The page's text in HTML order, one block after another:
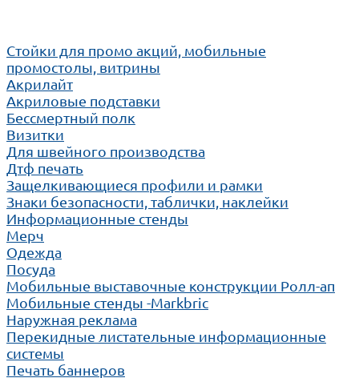
Cтойки для промо акций, мобильные
промостолы, витрины
Акрилайт
Акриловые подставки
Бессмертный полк
Визитки
Для швейного производства
Дтф печать
Защелкивающиеся профили и рамки
Знаки безопасности, таблички, наклейки
Информационные стенды
Мерч
Одежда
Посуда
Мобильные выставочные конструкции Ролл-ап
Мобильные стенды -Markbric
Наружная реклама
Перекидные листательные информационные
системы
Печать баннеров